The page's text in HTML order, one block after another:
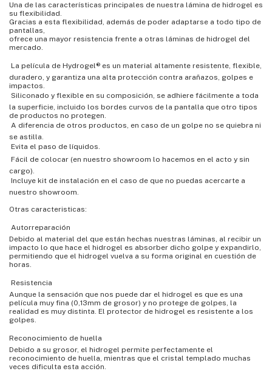
Una de las características principales de nuestra lámina de hidrogel es
su flexibilidad.
Gracias a esta flexibilidad, además de poder adaptarse a todo tipo de
pantallas,
ofrece una mayor resistencia frente a otras láminas de hidrogel del
mercado.
 La película de Hydrogel® es un material altamente resistente, flexible,
duradero, y garantiza una alta protección contra arañazos, golpes e
impactos.
 Siliconado y flexible en su composición, se adhiere fácilmente a toda
la superficie, incluido los bordes curvos de la pantalla que otro tipos
de productos no protegen.
 A diferencia de otros productos, en caso de un golpe no se quiebra ni
se astilla.
 Evita el paso de líquidos.
 Fácil de colocar (en nuestro showroom lo hacemos en el acto y sin
cargo).
 Incluye kit de instalación en el caso de que no puedas acercarte a
nuestro showroom.
Otras caracteristicas:
 Autorreparación
Debido al material del que están hechas nuestras láminas, al recibir un
impacto lo que hace el hidrogel es absorber dicho golpe y expandirlo,
permitiendo que el hidrogel vuelva a su forma original en cuestión de
horas.
 Resistencia
Aunque la sensación que nos puede dar el hidrogel es que es una
película muy fina (0,13mm de grosor) y no protege de golpes, la
realidad es muy distinta. El protector de hidrogel es resistente a los
golpes.
Reconocimiento de huella
Debido a su grosor, el hidrogel permite perfectamente el
reconocimiento de huella, mientras que el cristal templado muchas
veces dificulta esta acción.